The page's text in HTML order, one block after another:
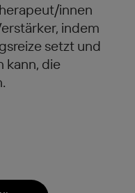
innen
indem
setzt und
kann, die